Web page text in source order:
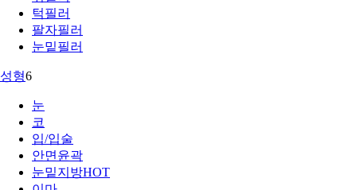
턱필러
팔자필러
눈밑필러
성형6
눈
코
입/입술
안면윤곽
눈밑지방HOT